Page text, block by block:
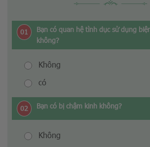
01
Bạn có quan hệ tình dục sử dụng
không?
Không
có
02 Bạn có bị chậm kinh không?
Không